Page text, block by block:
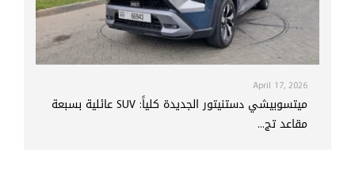
April 17, 2026
ميتسوبيشي دستنيتور الجديدة كلياً: SUV عائلية بسبعة
مقاعد تج...